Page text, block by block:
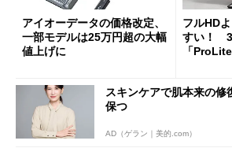
アイオーデータの価格改定、
一部モデルは25万円超の大幅
値上げに
フルHD
すい！
「
スキンケアで肌本来の修
保つ
AD（ゲラン｜美的.com）